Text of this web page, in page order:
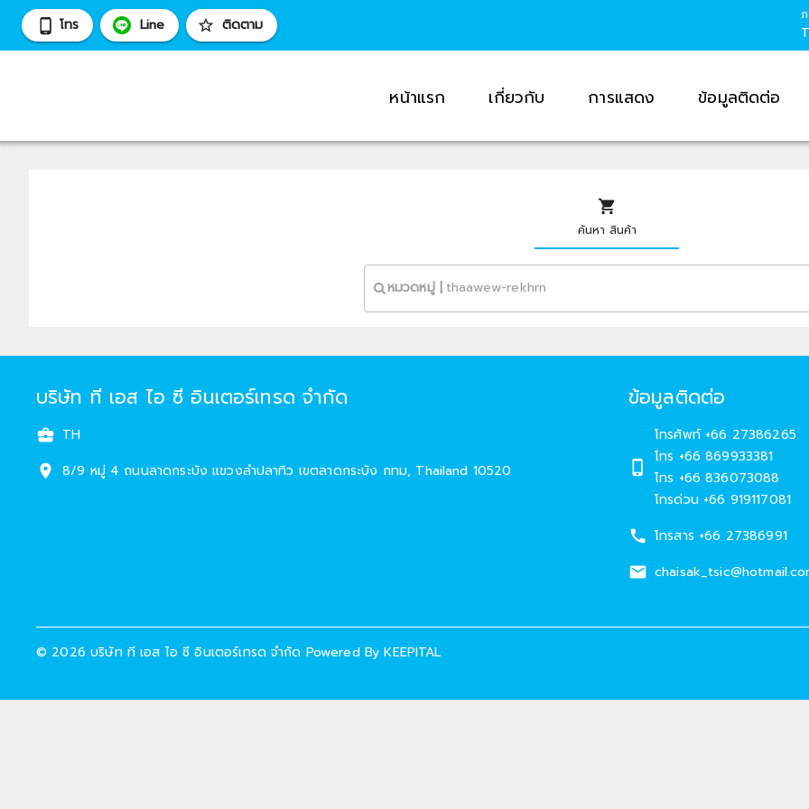
โทร Line ติดตาม
หน้าแรก เกี่ยวกับ การแสดง ข้อมูลติดต่อ
ค้นหา สินค้า
หมวดหมู่|
บริษัท ที เอส ไอ ซี อินเตอร์เทรด จำกัด
TH
8/9 หมู่ 4 ถนนลาดกระบัง แขวงลำปลาทิว เขตลาดกระบัง กทม, Thailand 10520
ข้อมูลติดต่อ
โทรศัพท์ +66 27386265
โทร +66 869933381
โทร +66 836073088
โทรด่วน +66 919117081
โทรสาร +66 27386991
© 2026 บริษัท ที เอส ไอ ซี อินเตอร์เทรด จำกัด Powered By KEEPITAL